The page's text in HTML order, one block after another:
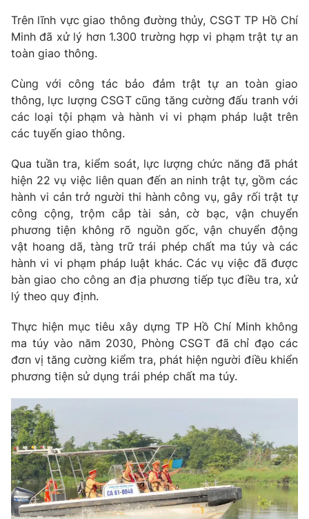
® Cấm sao chép dưới mọi hình thức nếu không có sự chấp
thuận bằng văn bản. Ghi rõ nguồn VTV.vn khi phát hành lại
thông tin từ website này.
Trên lĩnh vực giao thông đường thủy, CSGTTP Hồ Chí
Minh đã xử lý hơn 1.300 trường hợp vi phạm trật tự an
toàn giao thông.
Cùng với công tác bảo đảm trật tự an toàn giao
thông, lực lượng CSGT cũng tăng cường đấu tranh với
các loại tội phạm và hành vi vi phạm pháp luật trên
các tuyến giao thông.
Qua tuần tra, kiểm soát, lực lượng chức năng đã phát
hiện 22 vụ việc liên quan đến an ninh trật tự, gồm các
hành vi cản trở người thi hành công vụ, gây rối trật tự
công cộng, trộm cắp tài sản, cờ bạc, vận chuyển
phương tiện không rõ nguồn gốc, vận chuyển động
vật hoang dã, tàng trữ trái phép chất ma túy và các
hành vi vi phạm pháp luật khác. Các vụ việc đã được
bàn giao cho công an địa phương tiếp tục điều tra, xử
lý theo quy định.
Thực hiện mục tiêu xây dựng TP Hồ Chí Minhkhông
ma túy vào năm 2030, Phòng CSGT đã chỉ đạo các
đơn vị tăng cường kiểm tra, phát hiện người điều khiển
phương tiện sử dụng trái phép chất ma túy.